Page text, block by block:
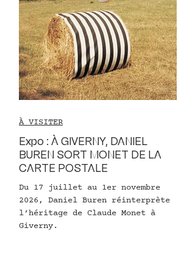
Expo : À GIVERNY, DANIEL
BUREN SORT MONET DE LA
CARTE POSTALE
Du 17 juillet au 1er novembre
2026, Daniel Buren réinterprète
l’héritage de Claude Monet à
Giverny.
À VISITER